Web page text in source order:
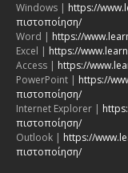
Windows | https://
πιστοποίηση/
Word | https://
Excel | https://
Access | https://
PowerPoint | https://
πιστοποίηση/
Internet Explorer |
πιστοποίηση/
Outlook | https://
πιστοποίηση/